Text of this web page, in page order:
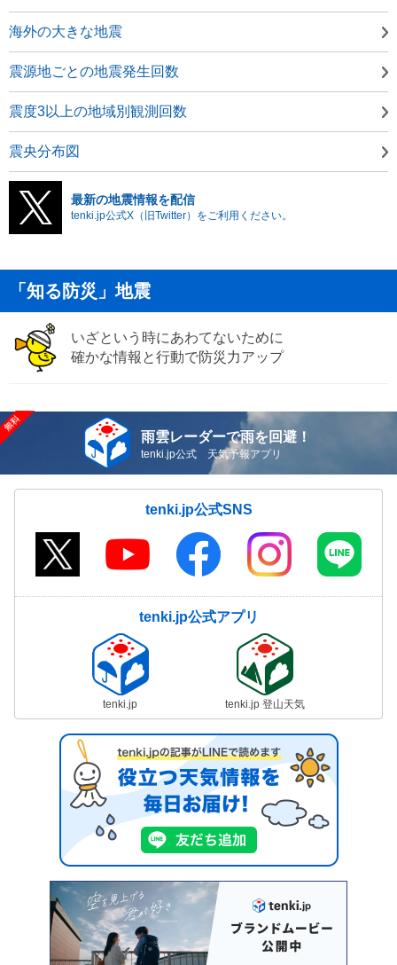
海外の大きな地震
震源地ごとの地震発生回数
震度3以上の地域別観測回数
震央分布図
最新の地震情報を配信
tenki.jp公式X（旧Twitter）をご利用ください。
「知る防災」地震
いざという時にあわてないために
確かな情報と行動で防災力アップ
雨雲レーダーで雨を回避！
tenki.jp公式 天気予報アプリ
tenki.jp公式SNS
tenki.jp公式アプリ
tenki.jp tenki.jp 登山天気